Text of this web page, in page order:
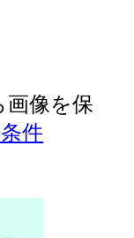
画像を保
件